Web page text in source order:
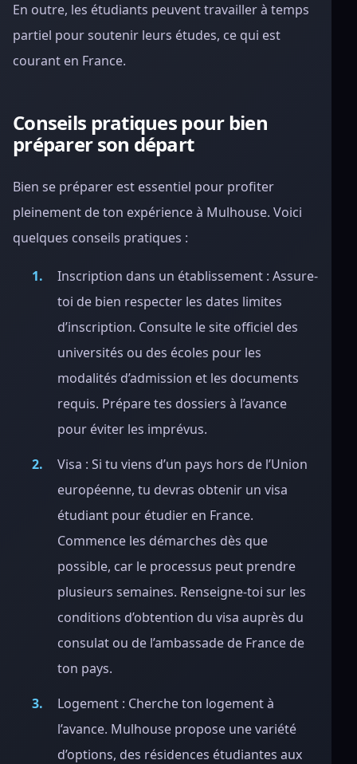
En outre, les étudiants peuvent travailler à temps
partiel pour soutenir leurs études, ce qui est
courant en France.
Conseils pratiques pour bien
préparer son départ
Bien se préparer est essentiel pour profiter
pleinement de ton expérience à Mulhouse. Voici
quelques conseils pratiques :
Inscription dans un établissement : Assure-
toi de bien respecter les dates limites
d’inscription. Consulte le site officiel des
universités ou des écoles pour les
modalités d’admission et les documents
requis. Prépare tes dossiers à l’avance
pour éviter les imprévus.
Visa : Si tu viens d’un pays hors de l’Union
européenne, tu devras obtenir un visa
étudiant pour étudier en France.
Commence les démarches dès que
possible, car le processus peut prendre
plusieurs semaines. Renseigne-toi sur les
conditions d’obtention du visa auprès du
consulat ou de l’ambassade de France de
ton pays.
Logement : Cherche ton logement à
l’avance. Mulhouse propose une variété
d’options, des résidences étudiantes aux